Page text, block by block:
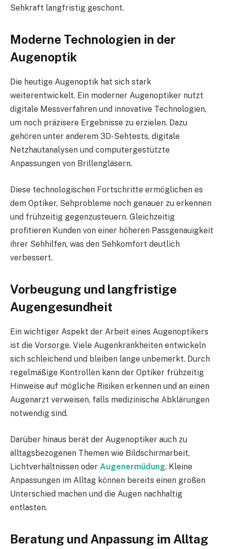
Sehkraft langfristig geschont.
Moderne Technologien in der
Augenoptik
Die heutige Augenoptik hat sich stark
weiterentwickelt. Ein moderner Augenoptiker nutzt
digitale Messverfahren und innovative Technologien,
um noch präzisere Ergebnisse zu erzielen. Dazu
gehören unter anderem 3D-Sehtests, digitale
Netzhautanalysen und computergestützte
Anpassungen von Brillengläsern.
Diese technologischen Fortschritte ermöglichen es
dem Optiker, Sehprobleme noch genauer zu erkennen
und frühzeitig gegenzusteuern. Gleichzeitig
profitieren Kunden von einer höheren Passgenauigkeit
ihrer Sehhilfen, was den Sehkomfort deutlich
verbessert.
Vorbeugung und langfristige
Augengesundheit
Ein wichtiger Aspekt der Arbeit eines Augenoptikers
ist die Vorsorge. Viele Augenkrankheiten entwickeln
sich schleichend und bleiben lange unbemerkt. Durch
regelmäßige Kontrollen kann der Optiker frühzeitig
Hinweise auf mögliche Risiken erkennen und an einen
Augenarzt verweisen, falls medizinische Abklärungen
notwendig sind.
Darüber hinaus berät der Augenoptiker auch zu
alltagsbezogenen Themen wie Bildschirmarbeit,
Lichtverhältnissen oder Augenermüdung. Kleine
Anpassungen im Alltag können bereits einen großen
Unterschied machen und die Augen nachhaltig
entlasten.
Beratung und Anpassung im Alltag